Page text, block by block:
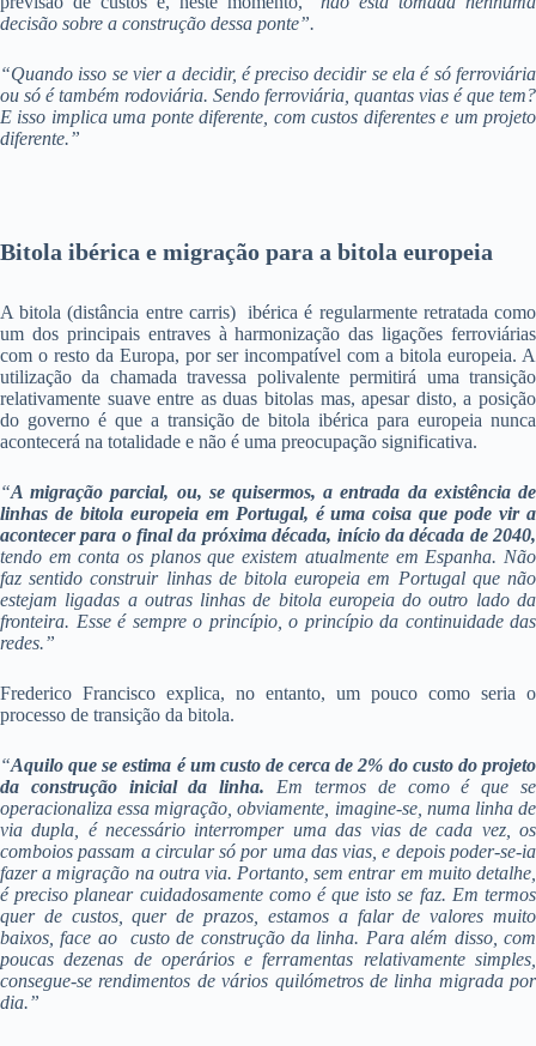
decisão sobre a construção dessa ponte”.
“Quando isso se vier a decidir, é preciso decidir se ela é só ferroviária
ou só é também rodoviária. Sendo ferroviária, quantas vias é que tem?
E isso implica uma ponte diferente, com custos diferentes e um projeto
diferente.”
Bitola ibérica e migração para a bitola europeia
A bitola (distância entre carris) ibérica é regularmente retratada como
um dos principais entraves à harmonização das ligações ferroviárias
com o resto da Europa, por ser incompatível com a bitola europeia. A
utilização da chamada travessa polivalente permitirá uma transição
relativamente suave entre as duas bitolas mas, apesar disto, a posição
do governo é que a transição de bitola ibérica para europeia nunca
acontecerá na totalidade e não é uma preocupação significativa.
“A migração parcial, ou, se quisermos, a entrada da existência de
linhas de bitola europeia em Portugal, é uma coisa que pode vir a
acontecer para o final da próxima década, início da década de 2040,
tendo em conta os planos que existem atualmente em Espanha. Não
faz sentido construir linhas de bitola europeia em Portugal que não
estejam ligadas a outras linhas de bitola europeia do outro lado da
fronteira. Esse é sempre o princípio, o princípio da continuidade das
redes.”
Frederico Francisco explica, no entanto, um pouco como seria o
processo de transição da bitola.
“Aquilo que se estima é um custo de cerca de 2% do custo do projeto
da construção inicial da linha. Em termos de como é que se
operacionaliza essa migração, obviamente, imagine-se, numa linha de
via dupla, é necessário interromper uma das vias de cada vez, os
comboios passam a circular só por uma das vias, e depois poder-se-ia
fazer a migração na outra via. Portanto, sem entrar em muito detalhe,
é preciso planear cuidadosamente como é que isto se faz. Em termos
quer de custos, quer de prazos, estamos a falar de valores muito
baixos, face ao custo de construção da linha. Para além disso, com
poucas dezenas de operários e ferramentas relativamente simples,
consegue-se rendimentos de vários quilómetros de linha migrada por
dia.”